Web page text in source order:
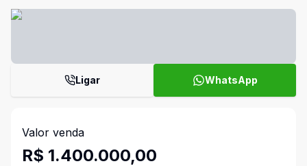
Ligar WhatsApp
Valor venda
R$ 1.400.000,00